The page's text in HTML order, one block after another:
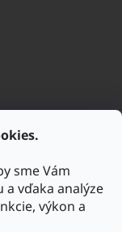
sme Vám
vďaka analýze
výkon a